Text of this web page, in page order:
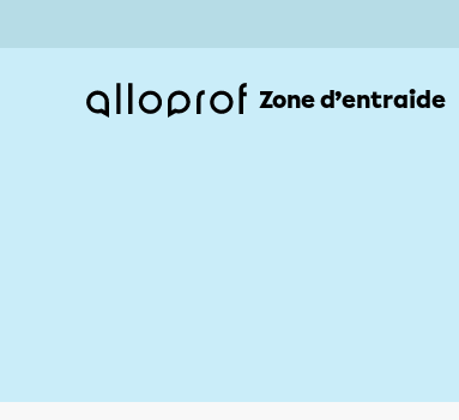
Zone d’entraide